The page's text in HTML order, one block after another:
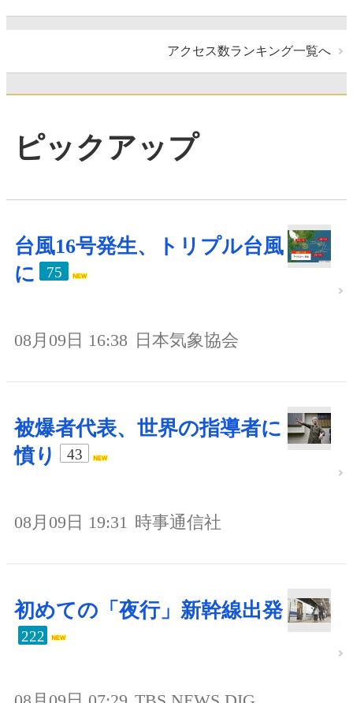
アクセス数ランキング一覧へ
ピックアップ
台風16号発生、トリプル台風
に
75
08月09日 16:38 日本気象協会
被爆者代表、世界の指導者に
憤り
43
08月09日 19:31 時事通信社
初めての「夜行」新幹線出発
222